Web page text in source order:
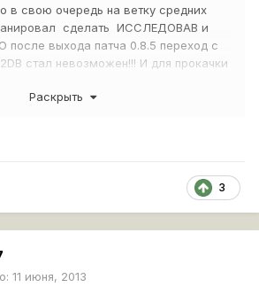
в свою очередь на ветку средних
сделать ИССЛЕДОВАВ и
после выхода патча 0.8.5 переход с
стал невозможен!!! И для прокачки
будущем возможен переход с
Раскрыть
3
11 июня, 2013